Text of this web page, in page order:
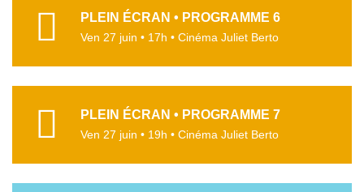
PLEIN ÉCRAN • PROGRAMME 6
Ven 27 juin • 17h • Cinéma Juliet Berto
PLEIN ÉCRAN • PROGRAMME 7
Ven 27 juin • 19h • Cinéma Juliet Berto